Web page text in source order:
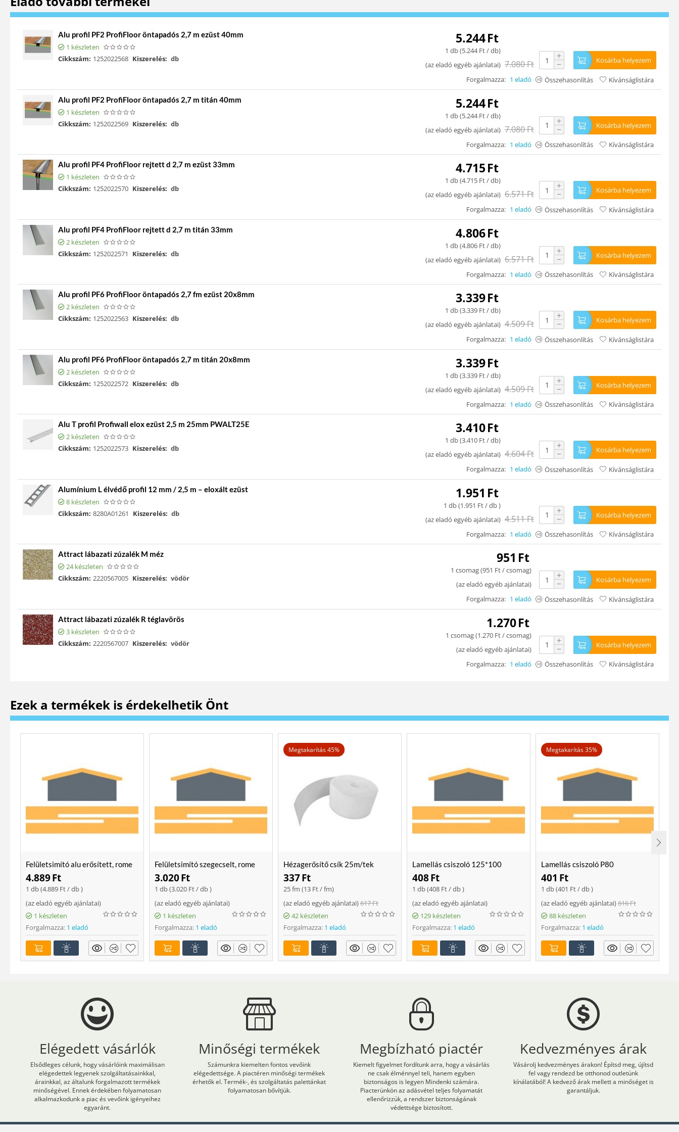
Alu profil PF2 ProfiFloor öntapadós 2,7 m ezüst 40mm
1 készleten
Cikkszám: 1252022568 Kiszerelés: db
5.244Ft
1 db (5.244Ft/ db)
(az eladó egyéb ajánlatai) 7.080Ft
+
− Kosárba helyezem
Forgalmazza: 1 eladó Összehasonlítás Kívánságlistára
Alu profil PF2 ProfiFloor öntapadós 2,7 m titán 40mm
1 készleten
Cikkszám: 1252022569 Kiszerelés: db
5.244Ft
1 db (5.244Ft/ db)
(az eladó egyéb ajánlatai) 7.080Ft
+
− Kosárba helyezem
Forgalmazza: 1 eladó Összehasonlítás Kívánságlistára
Alu profil PF4 ProfiFloor rejtett d 2,7 m ezüst 33mm
1 készleten
Cikkszám: 1252022570 Kiszerelés: db
4.715Ft
1 db (4.715 Ft/ db)
(az eladó egyéb ajánlatai) 6.571Ft
+
− Kosárba helyezem
Forgalmazza: 1 eladó Összehasonlítás Kívánságlistára
Alu profil PF4 ProfiFloor rejtett d 2,7 m titán 33mm
2 készleten
Cikkszám: 1252022571 Kiszerelés: db
4.806Ft
1 db (4.806 Ft/ db)
(az eladó egyéb ajánlatai) 6.571Ft
+
− Kosárba helyezem
Forgalmazza: 1 eladó Összehasonlítás Kívánságlistára
Alu profil PF6 ProfiFloor öntapadós 2,7 fm ezüst 20x8mm
2 készleten
Cikkszám: 1252022563 Kiszerelés: db
3.339Ft
1 db (3.339 Ft/ db)
(az eladó egyéb ajánlatai) 4.509Ft
+
− Kosárba helyezem
Forgalmazza: 1 eladó Összehasonlítás Kívánságlistára
Alu profil PF6 ProfiFloor öntapadós 2,7 m titán 20x8mm
2 készleten
Cikkszám: 1252022572 Kiszerelés: db
3.339Ft
1 db (3.339 Ft/ db)
(az eladó egyéb ajánlatai) 4.509Ft
+
− Kosárba helyezem
Forgalmazza: 1 eladó Összehasonlítás Kívánságlistára
Alu T profil Profiwall elox ezüst 2,5 m 25mm PWALT25E
2 készleten
Cikkszám: 1252022573 Kiszerelés: db
3.410Ft
1 db (3.410 Ft/ db)
(az eladó egyéb ajánlatai) 4.604Ft
+
− Kosárba helyezem
Forgalmazza: 1 eladó Összehasonlítás Kívánságlistára
Alumínium L élvédő profil 12 mm / 2,5 m – eloxált ezüst
8 készleten
Cikkszám: 8280A01261 Kiszerelés: db
1.951 Ft
1 db (1.951 Ft/ db )
(az eladó egyéb ajánlatai) 4.511Ft
+
− Kosárba helyezem
Forgalmazza: 1 eladó Összehasonlítás Kívánságlistára
Attract lábazati zúzalék M méz
24 készleten
Cikkszám: 2220567005 Kiszerelés: vödör
951 Ft
1 csomag (951 Ft/ csomag)
(az eladó egyéb ajánlatai)
+
− Kosárba helyezem
Forgalmazza: 1 eladó Összehasonlítás Kívánságlistára
Attract lábazati zúzalék R téglavörös
3 készleten
Cikkszám: 2220567007 Kiszerelés: vödör
1.270Ft
1 csomag (1.270 Ft/ csomag)
(az eladó egyéb ajánlatai)
+
− Kosárba helyezem
Forgalmazza: 1 eladó Összehasonlítás Kívánságlistára
Ezek a termékek is érdekelhetik Önt
Felületsimító alu erősített, rome
400 mm Soft
4.889Ft
1 db (4.889 Ft/ db )
(az eladó egyéb ajánlatai)
1 készleten
Forgalmazza: 1 eladó
Felületsimító szegecselt, rome
400mm
3.020Ft
1 db (3.020 Ft/ db )
(az eladó egyéb ajánlatai)
1 készleten
Forgalmazza: 1 eladó
Megtakarítás 45%
Hézagerősítő csík 25m/tek
337Ft
25 fm (13 Ft/ fm)
(az eladó egyéb ajánlatai)617Ft
42 készleten
Forgalmazza: 1 eladó
Lamellás csiszoló 125*100
408Ft
1 db (408 Ft/ db )
(az eladó egyéb ajánlatai)
129 készleten
Forgalmazza: 1 eladó
Megtakarítás 35%
Lamellás csiszoló P80
401 Ft
1 db (401 Ft/ db )
(az eladó egyéb ajánlatai)616Ft
88 készleten
Forgalmazza: 1 eladó
Elégedett vásárlók
Elsődleges célunk, hogy vásárlóink maximálisan
elégedettek legyenek szolgáltatásainkkal,
árainkkal, az általunk forgalmazott termékek
minőségével. Ennek érdekében folyamatosan
alkalmazkodunk a piac és vevőink igényeihez
egyaránt.
Minőségi termékek
Számunkra kiemelten fontos vevőink
elégedettsége. A piactéren minőségi termékek
érhetők el. Termék-, és szolgáltatás palettánkat
folyamatosan bővítjük.
Megbízható piactér
Kiemelt figyelmet fordítunk arra, hogy a vásárlás
ne csak élménnyel teli, hanem egyben
biztonságos is legyen Mindenki számára.
Piacterünkön az adásvétel teljes folyamatát
ellenőrizzük, a rendszer biztonságának
védettsége biztosított.
Kedvezményes árak
Vásárolj kedvezményes árakon! Építsd meg, újítsd
fel vagy rendezd be otthonod outletünk
kínálatából! A kedvező árak mellett a minőséget is
garantáljuk.